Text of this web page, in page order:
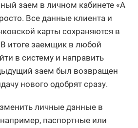
заем в личном кабинете «А
Все данные клиента и
карты сохраняются в
итоге заемщик в любой
в систему и направить
заем был возвращен
нового одобрят сразу.
личные данные в
паспортные или